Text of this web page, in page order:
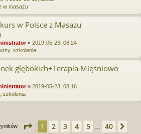
w masażu
w Polsce z Masażu
« 2019-05-23, 08:24
szkolenia
głębokich+Terapia Mięśniowo
« 2019-05-23, 08:16
szkolenia
Strona z 40
1 2 3 4 5 40